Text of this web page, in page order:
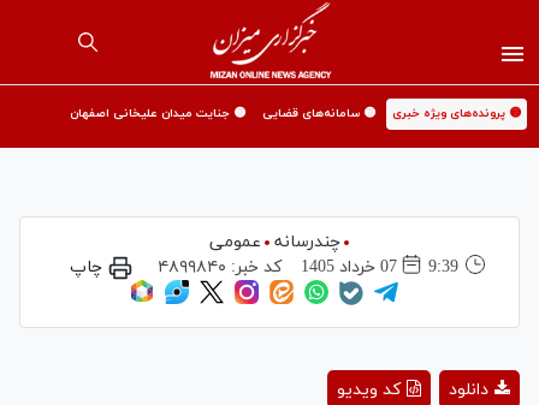
🟡 پرونده‌های ویژه خبری 🟡 سامانه‌های قضایی 🟡 جنایت میدان علیخانی اصفهان
چندرسانه
عمومی
9:39
07 خرداد 1405 کد خبر: ۴۸۹۹۸۴۰ چاپ
کد ویدیو دانلود